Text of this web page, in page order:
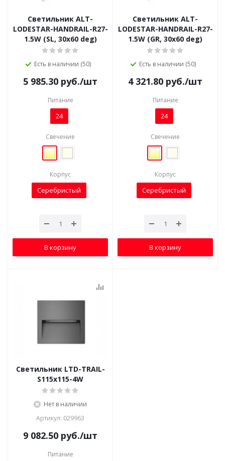
Светильник ALT-
LODESTAR-HANDRAIL-R27-
1.5W (SL, 30x60 deg)
Есть в наличии (50)
5 985.30 руб./шт
Питание
24
Свечение
Корпус
Серебристый
В корзину
Светильник ALT-
LODESTAR-HANDRAIL-R27-
1.5W (GR, 30x60 deg)
Есть в наличии (50)
4 321.80 руб./шт
Питание
24
Свечение
Корпус
Серебристый
В корзину
Светильник LTD-TRAIL-
S115x115-4W
Нет в наличии
Артикул: 029963
9 082.50 руб./шт
Питание